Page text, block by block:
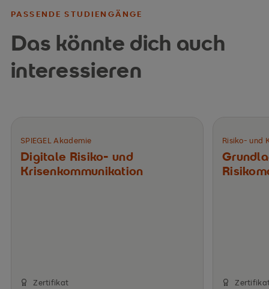
PASSENDE STUDIENGÄNGE
Das könnte dich auch
interessieren
SPIEGEL Akademie
Digitale Risiko- und
Krisenkommunikation
Zertifikat
Risiko- und